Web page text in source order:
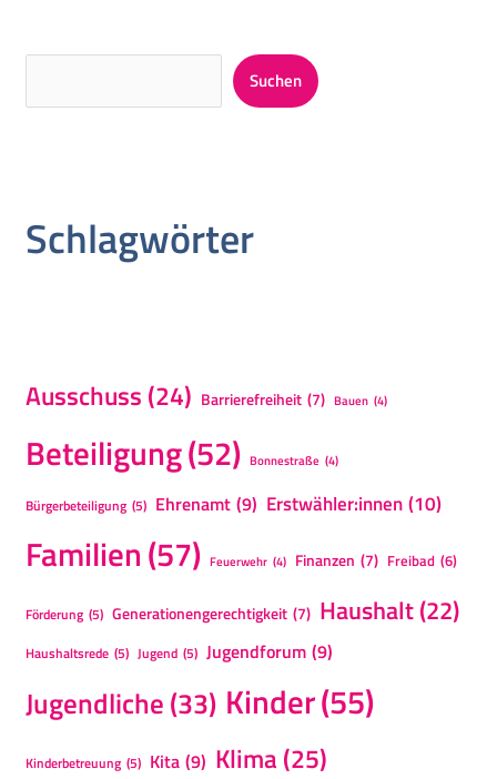
Suchen
Schlagwörter
Ausschuss (24) Barrierefreiheit (7) Bauen (4)
Beteiligung(52) Bonnestraße (4)
Bürgerbeteiligung (5) Ehrenamt (9) Erstwähler:innen (10)
Familien(57) Feuerwehr (4) Finanzen (7) Freibad (6)
Förderung (5) Generationengerechtigkeit (7) Haushalt(22)
Haushaltsrede (5) Jugend (5) Jugendforum (9)
Jugendliche(33) Kinder(55)
Kinderbetreuung (5) Kita (9) Klima (25)